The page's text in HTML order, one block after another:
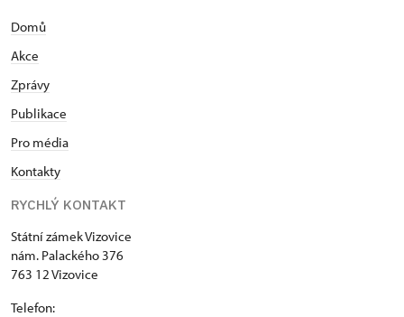
Domů
Akce
Zprávy
Publikace
Pro média
Kontakty
RYCHLÝ KONTAKT
Státní zámek Vizovice
nám. Palackého 376
763 12 Vizovice
Telefon: